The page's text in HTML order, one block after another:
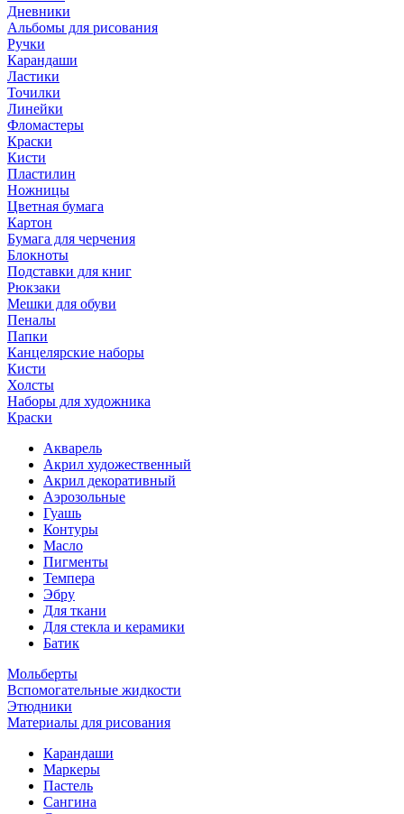
Дневники
Альбомы для рисования
Ручки
Карандаши
Ластики
Точилки
Линейки
Фломастеры
Краски
Кисти
Пластилин
Ножницы
Цветная бумага
Картон
Бумага для черчения
Блокноты
Подставки для книг
Рюкзаки
Мешки для обуви
Пеналы
Папки
Канцелярские наборы
Кисти
Холсты
Наборы для художника
Краски
Акварель
Акрил художественный
Акрил декоративный
Аэрозольные
Гуашь
Контуры
Масло
Пигменты
Темпера
Эбру
Для ткани
Для стекла и керамики
Батик
Мольберты
Вспомогательные жидкости
Этюдники
Материалы для рисования
Карандаши
Маркеры
Пастель
Сангина